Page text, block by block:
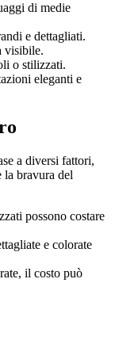
di medie
e dettagliati.
visibile.
o stilizzati.
eleganti e
a diversi fattori,
la bravura del
possono costare
e colorate
il costo può